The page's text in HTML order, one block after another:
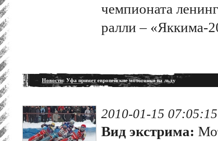
чемпионата
ралли – «Яккима-
Новости: Уфа примет европейские мотогонки на льду
2010-01-15 07:05:15
Вид экстрима: